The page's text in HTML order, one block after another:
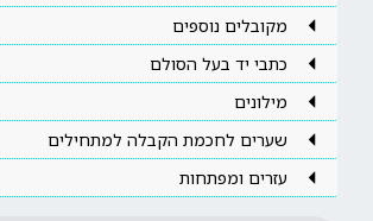
מקובלים נוספים
כתבי יד בעל הסולם
מילונים
שערים לחכמת הקבלה למתחילים
עזרים ומפתחות